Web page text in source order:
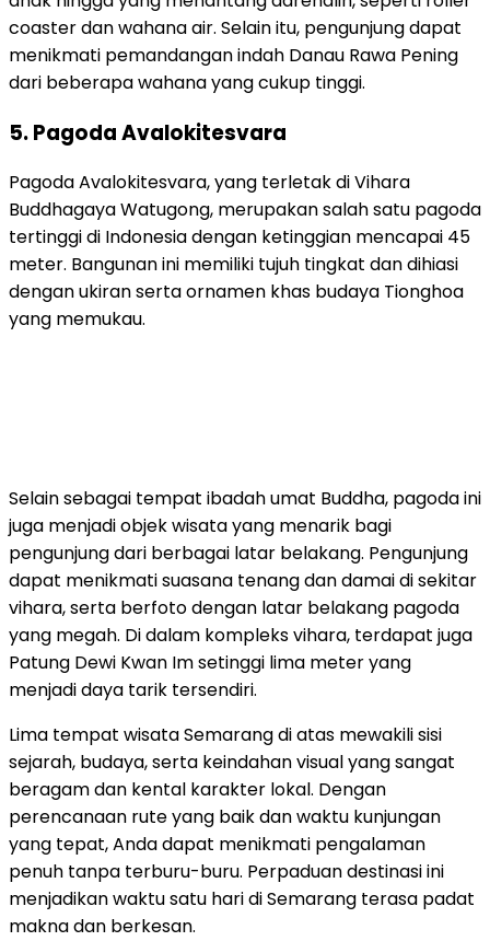
coaster dan wahana air. Selain itu, pengunjung dapat
menikmati pemandangan indah Danau Rawa Pening
dari beberapa wahana yang cukup tinggi.
5. Pagoda Avalokitesvara
Pagoda Avalokitesvara, yang terletak di Vihara
Buddhagaya Watugong, merupakan salah satu pagoda
tertinggi di Indonesia dengan ketinggian mencapai 45
meter. Bangunan ini memiliki tujuh tingkat dan dihiasi
dengan ukiran serta ornamen khas budaya Tionghoa
yang memukau.
Selain sebagai tempat ibadah umat Buddha, pagoda ini
juga menjadi objek wisata yang menarik bagi
pengunjung dari berbagai latar belakang. Pengunjung
dapat menikmati suasana tenang dan damai di sekitar
vihara, serta berfoto dengan latar belakang pagoda
yang megah. Di dalam kompleks vihara, terdapat juga
Patung Dewi Kwan Im setinggi lima meter yang
menjadi daya tarik tersendiri.
Lima tempat wisata Semarang di atas mewakili sisi
sejarah, budaya, serta keindahan visual yang sangat
beragam dan kental karakter lokal. Dengan
perencanaan rute yang baik dan waktu kunjungan
yang tepat, Anda dapat menikmati pengalaman
penuh tanpa terburu-buru. Perpaduan destinasi ini
menjadikan waktu satu hari di Semarang terasa padat
makna dan berkesan.